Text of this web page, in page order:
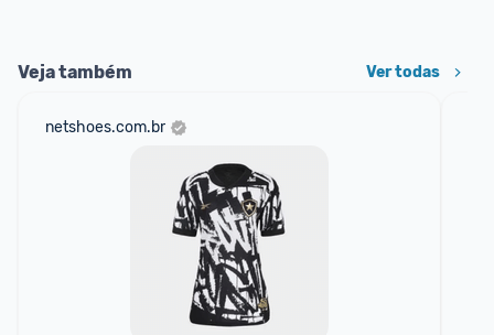
Veja também Ver todas
netshoes.com.br